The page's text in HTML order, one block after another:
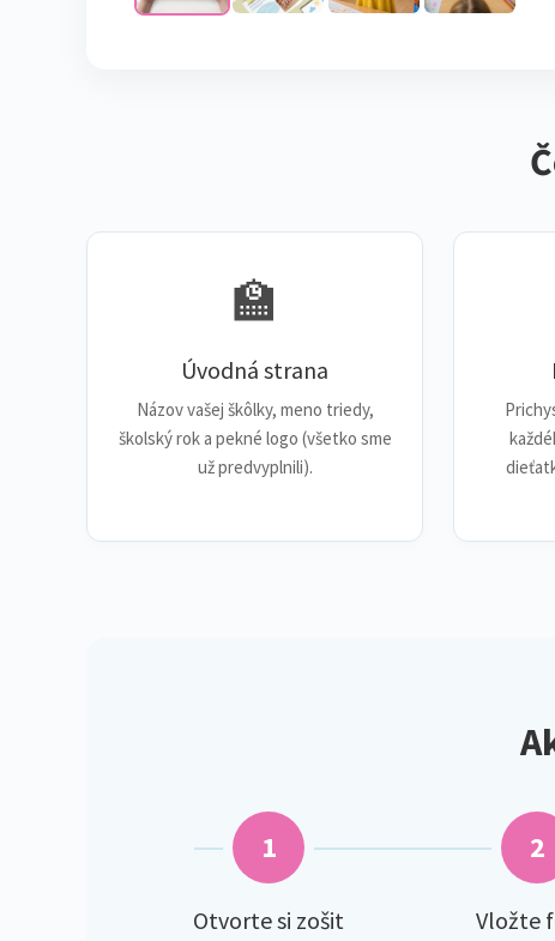
🏫
Úvodná strana
Názov vašej škôlky, meno triedy,
školský rok a pekné logo (všetko sme
už predvyplnili).
1
Otvorte si zošit
2
Vložte